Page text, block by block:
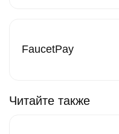
FaucetPay
Читайте также